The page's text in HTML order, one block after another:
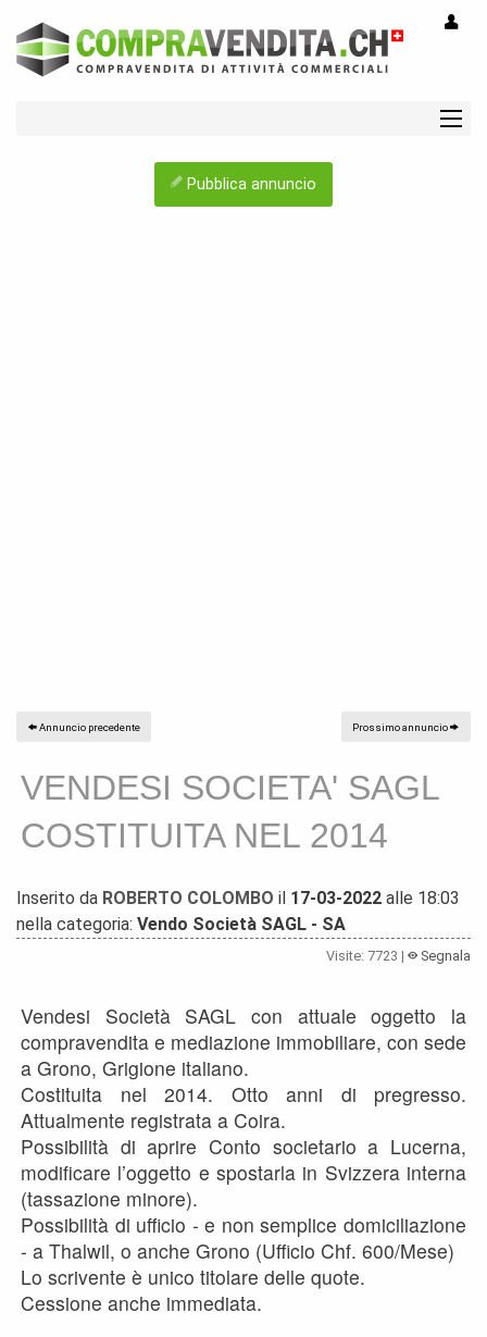
Pubblica annuncio
Annuncio precedente Prossimo annuncio
VENDESI SOCIETA' SAGL
COSTITUITA NEL 2014
Inserito da ROBERTO COLOMBO il 17-03-2022 alle 18:03
nella categoria: Vendo Società SAGL - SA
Visite: 7723 | Segnala
Vendesi Società SAGL con attuale oggetto la
compravendita e mediazione immobiliare, con sede
a Grono, Grigione italiano.
Costituita nel 2014. Otto anni di pregresso.
Attualmente registrata a Coira.
Possibilità di aprire Conto societario a Lucerna,
modificare l’oggetto e spostarla in Svizzera interna
(tassazione minore).
Possibilità di ufficio - e non semplice domiciliazione
- a Thalwil, o anche Grono (Ufficio Chf. 600/Mese)
Lo scrivente è unico titolare delle quote.
Cessione anche immediata.